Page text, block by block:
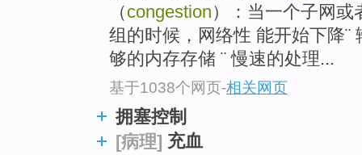
（congestion）：当一个子网
组的时候，网络性 能开始下降¨
够的内存存储 ¨ 慢速的处理...
基于1038个网页-相关网页
拥塞控制
[病理] 充血